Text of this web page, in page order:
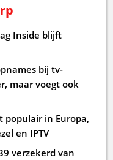
Inside blijft
bij tv-
maar voegt ook
populair in Europa,
en IPTV
verzekerd van